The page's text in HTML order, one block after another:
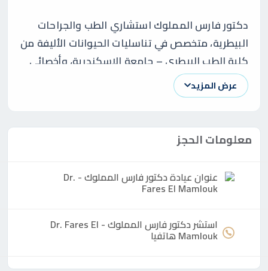
دكتور فارس المملوك استشاري الطب والجراحات
البيطرية، متخصص في تناسليات الحيوانات الأليفة من
كلية الطب البيطري – جامعة الإسكندرية، وأخصائي
معتمد في طب وجراحة الحيوانات الصغيرة،
والحيوانات المائية، والحيوانات الغريبة. حاصل على
درجة الدكتوراه في الطب والجراحة البيطرية، ويتمتع
بخبرة علمية وعملية متقدمة تؤهله للتعامل مع أدق
وأعقد الحالات البيطرية وفق أحدث البروتوكولات
العلمية.
يُعد دكتور فارس المملوك من الأسماء البارزة في
عرض المزيد
معلومات الحجز
عنوان عيادةدكتور فارس المملوك - Dr.
Fares El Mamlouk
استشردكتور فارس المملوك - Dr. Fares El
Mamlouk هاتفيا